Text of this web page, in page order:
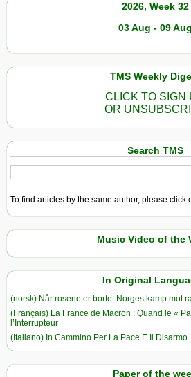
2026, Week 32
03 Aug - 09 Aug
TMS Weekly
CLICK TO SIGN
OR
Search TMS
To find articles by the same author, please click
Music Video of the
In Original
(norsk) Når rosene er borte: Norges kamp mot
(Français) La France de Macron : Quand le «
l’Interrupteur
(Italiano) In Cammino Per La Pace E Il Disarmo
Paper of the